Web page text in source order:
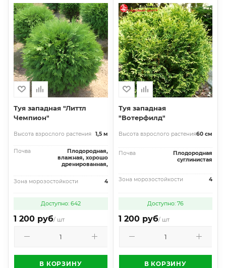
Туя западная "Литтл
Чемпион"
Высота взрослого растения 1,5 м
Почва
Плодородная,
влажная, хорошо
дренированная,
Зона морозостойкости 4
Доступно: 642
1 200 руб/ шт
В КОРЗИНУ
Туя западная
"Вотерфилд"
Высота взрослого растения60 см
Почва
Плодородная
суглинистая
Зона морозостойкости 4
Доступно: 76
1 200 руб/ шт
В КОРЗИНУ